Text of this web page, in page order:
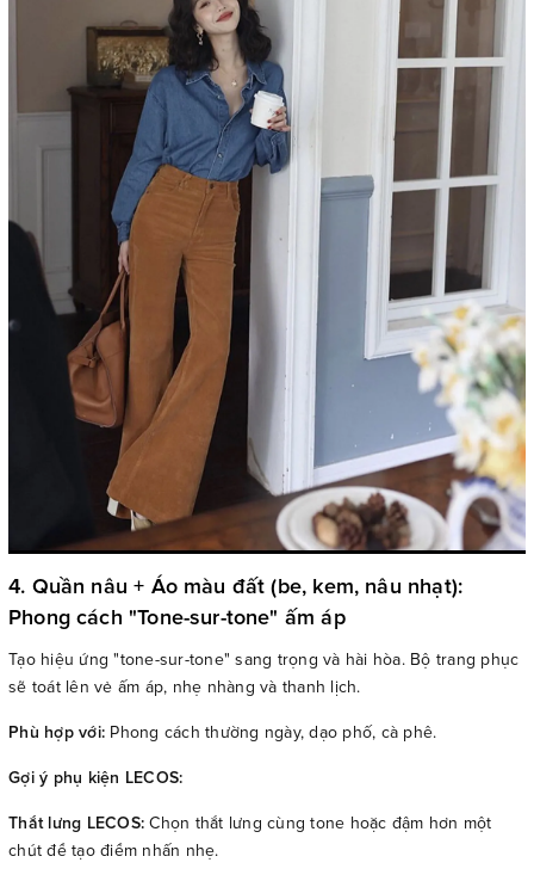
4. Quần nâu + Áo màu đất (be, kem, nâu nhạt):
Phong cách "Tone-sur-tone" ấm áp
Tạo hiệu ứng "tone-sur-tone" sang trọng và hài hòa. Bộ trang phục
sẽ toát lên vẻ ấm áp, nhẹ nhàng và thanh lịch.
Phù hợp với: Phong cách thường ngày, dạo phố, cà phê.
Gợi ý phụ kiện LECOS:
Thắt lưng LECOS: Chọn thắt lưng cùng tone hoặc đậm hơn một
chút để tạo điểm nhấn nhẹ.